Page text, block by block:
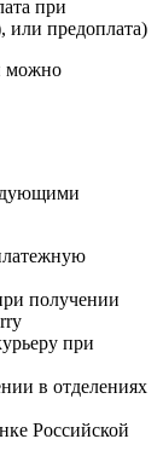
при
предоплата)
можно
получении
при
в отделениях
Российской